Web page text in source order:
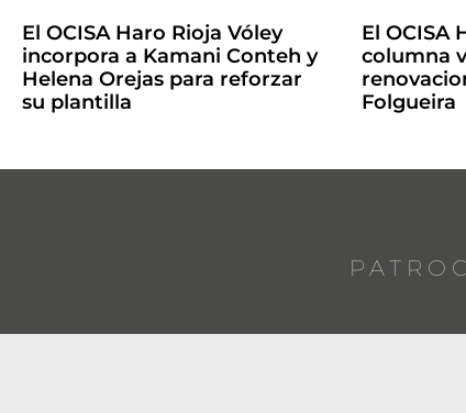
El OCISA Haro Rioja Vóley
incorpora a Kamani Conteh y
Helena Orejas para reforzar
su plantilla
El OCISA
columna
Folgueira